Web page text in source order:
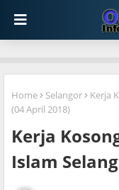
Home Selangor
Kerja
(04 April 2018)
Kerja
Islam